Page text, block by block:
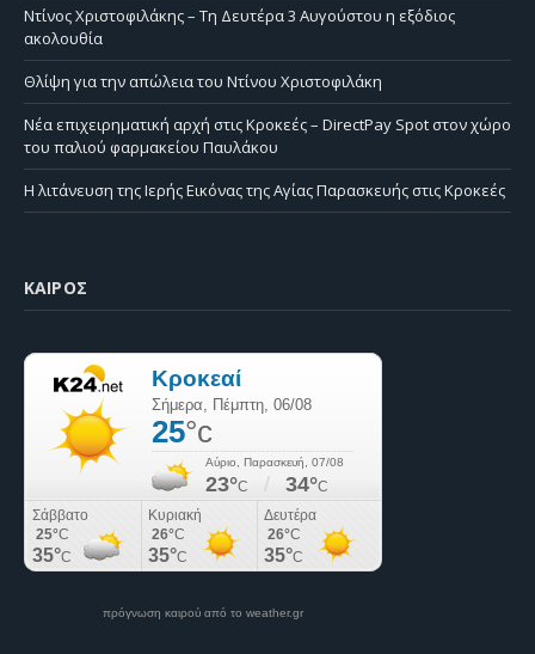
Ντίνος Χριστοφιλάκης – Τη Δευτέρα 3 Αυγούστου η εξόδιος
ακολουθία
Θλίψη για την απώλεια του Ντίνου Χριστοφιλάκη
Νέα επιχειρηματική αρχή στις Κροκεές – DirectPay Spot στον χώρο
του παλιού φαρμακείου Παυλάκου
Η λιτάνευση της Ιερής Εικόνας της Αγίας Παρασκευής στις Κροκεές
ΚΑΙΡΌΣ
πρόγνωση καιρού από το weather.gr